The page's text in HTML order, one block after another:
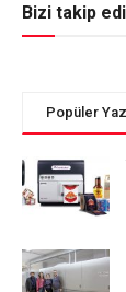
Bizi takip
Popüler